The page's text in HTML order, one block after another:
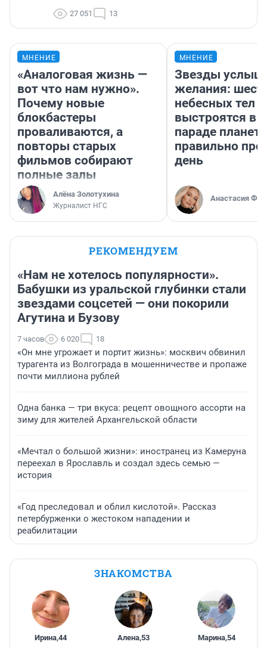
27 051 13
МНЕНИЕ
«Аналоговая жизнь —
вот что нам нужно».
Почему новые
блокбастеры
проваливаются, а
повторы старых
фильмов собирают
полные залы
Алёна Золотухина
Журналист НГС
МНЕНИЕ
Звезды
желания:
небесных тел
выстроятся в
параде планет
правильно
день
Анастасия
РЕКОМЕНДУЕМ
«Нам не хотелось популярности».
Бабушки из уральской глубинки стали
звездами соцсетей — они покорили
Агутина и Бузову
7 часов 6 020 18
«Он мне угрожает и портит жизнь»: москвич обвинил
турагента из Волгограда в мошенничестве и пропаже
почти миллиона рублей
Одна банка — три вкуса: рецепт овощного ассорти на
зиму для жителей Архангельской области
«Мечтал о большой жизни»: иностранец из Камеруна
переехал в Ярославль и создал здесь семью —
история
«Год преследовал и облил кислотой». Рассказ
петербурженки о жестоком нападении и
реабилитации
ЗНАКОМСТВА
Ирина,44 Алена,53 Марина,54